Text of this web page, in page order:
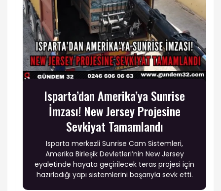
Isparta’dan Amerika’ya Sunrise
İmzası! New Jersey Projesine
Sevkiyat Tamamlandı
Isparta merkezli Sunrise Cam Sistemleri,
Amerika Birleşik Devletleri’nin New Jersey
eyaletinde hayata geçirilecek teras projesi için
hazırladığı yapı sistemlerini başarıyla sevk etti.